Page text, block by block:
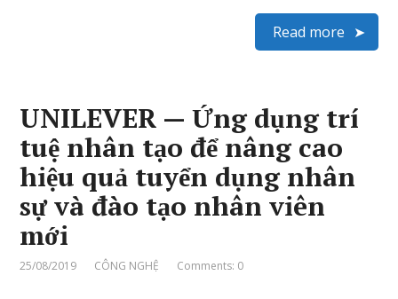
Read more
UNILEVER — Ứng dụng trí
tuệ nhân tạo để nâng cao
hiệu quả tuyển dụng nhân
sự và đào tạo nhân viên
mới
25/08/2019 CÔNG NGHỆ Comments: 0